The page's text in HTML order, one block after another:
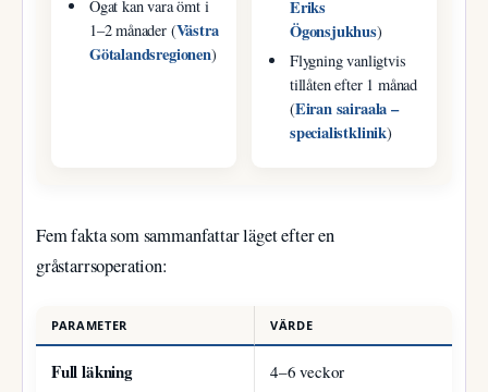
Ögat kan vara ömt i
1–2 månader (Västra
Götalandsregionen)
Eriks
Ögonsjukhus)
Flygning vanligtvis
tillåten efter 1 månad
(Eiran sairaala –
specialistklinik)
Fem fakta som sammanfattar läget efter en
gråstarrsoperation:
PARAMETER VÄRDE
Full läkning 4–6 veckor